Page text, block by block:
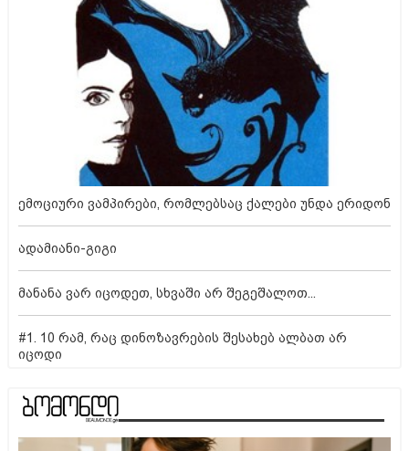
ემოციური ვამპირები, რომლებსაც ქალები უნდა ერიდონ
ადამიანი-გიგი
მანანა ვარ იცოდეთ, სხვაში არ შეგეშალოთ...
#1. 10 რამ, რაც დინოზავრების შესახებ ალბათ არ
იცოდი